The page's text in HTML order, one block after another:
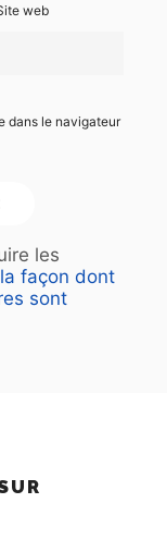
web
dans le navigateur
les
façon dont
sont